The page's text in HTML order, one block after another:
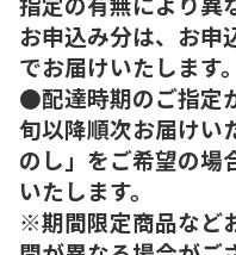
お申込み分は、お申
でお届けいたします。
●配達時期のご指定
旬以降順次お届けい
のし」をご希望の場
いたします。
※期間限定商品など